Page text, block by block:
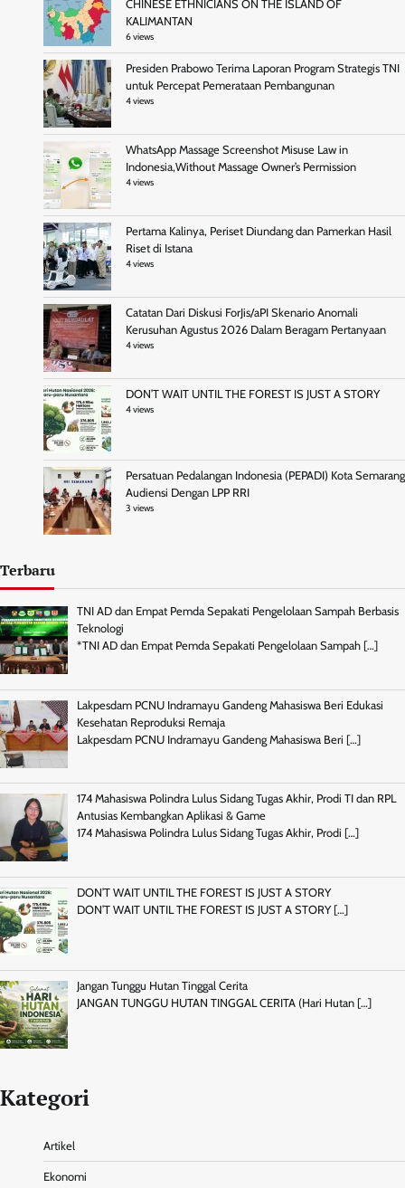
CHINESE ETHNICIANS ON THE ISLAND OF
KALIMANTAN
6 views
Presiden Prabowo Terima Laporan Program Strategis TNI
untuk Percepat Pemerataan Pembangunan
4 views
WhatsApp Massage Screenshot Misuse Law in
Indonesia,Without Massage Owner’s Permission
4 views
Pertama Kalinya, Periset Diundang dan Pamerkan Hasil
Riset di Istana
4 views
Catatan Dari Diskusi ForJis/aPI Skenario Anomali
Kerusuhan Agustus 2026 Dalam Beragam Pertanyaan
4 views
DON’T WAIT UNTIL THE FOREST IS JUST A STORY
4 views
Persatuan Pedalangan Indonesia (PEPADI) Kota Semarang
Audiensi Dengan LPP RRI
3 views
Terbaru
TNI AD dan Empat Pemda Sepakati Pengelolaan Sampah Berbasis
Teknologi
*TNI AD dan Empat Pemda Sepakati Pengelolaan Sampah […]
Lakpesdam PCNU Indramayu Gandeng Mahasiswa Beri Edukasi
Kesehatan Reproduksi Remaja
Lakpesdam PCNU Indramayu Gandeng Mahasiswa Beri […]
174 Mahasiswa Polindra Lulus Sidang Tugas Akhir, Prodi TI dan RPL
Antusias Kembangkan Aplikasi & Game
174 Mahasiswa Polindra Lulus Sidang Tugas Akhir, Prodi […]
DON’T WAIT UNTIL THE FOREST IS JUST A STORY
DON’T WAIT UNTIL THE FOREST IS JUST A STORY […]
Jangan Tunggu Hutan Tinggal Cerita
JANGAN TUNGGU HUTAN TINGGAL CERITA (Hari Hutan […]
Kategori
Artikel
Ekonomi